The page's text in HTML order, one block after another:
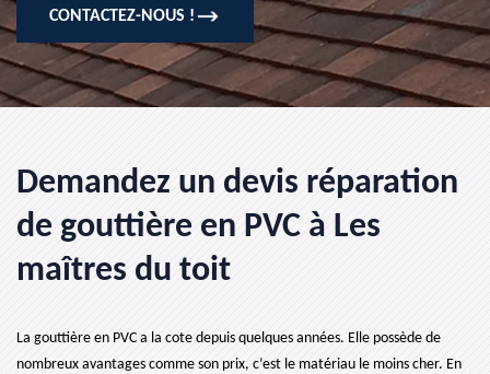
CONTACTEZ-NOUS !
Demandez un devis réparation
de gouttière en PVC à Les
maîtres du toit
La gouttière en PVC a la cote depuis quelques années. Elle possède de
nombreux avantages comme son prix, c’est le matériau le moins cher. En